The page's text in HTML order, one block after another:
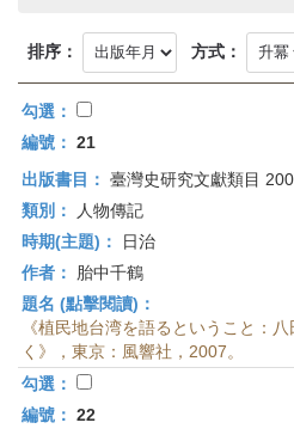
首
頁
排序： 方式：
勾選：
編號： 21
出版書目： 臺灣史研究文獻類目
類別：
人物傳記
時期(主題)：
日治
作者：
胎中千鶴
題名 (點擊閱讀)：
《植民地台湾を語るということ：
く》，東京：風響社，2007。
勾選：
編號： 22